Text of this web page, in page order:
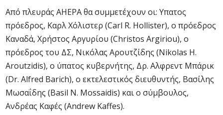
Από πλευράς AHEPA θα συμμετέχουν οι: Υπατος
πρόεδρος, Καρλ Χόλιστερ (Carl R. Hollister), ο πρόεδρος
Καναδά, Χρήστος Αργυρίου (Christos Argiriou), ο
πρόεδρος του ΔΣ, Νικόλας Αρουτζίδης (Nikolas H.
Aroutzidis), ο ύπατος κυβερνήτης, Δρ. Αλφρεντ Μπάρικ
(Dr. Alfred Barich), ο εκτελεστικός διευθυντής, Βασίλης
Μωσαΐδης (Basil N. Mossaidis) και ο σύμβουλος,
Ανδρέας Καφές (Andrew Kaffes).